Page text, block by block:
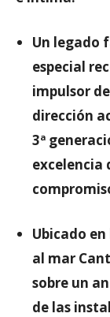
Un legado
especial
impulsor
dirección
3ª
excelencia
Ubicado
al mar
sobre un
de las